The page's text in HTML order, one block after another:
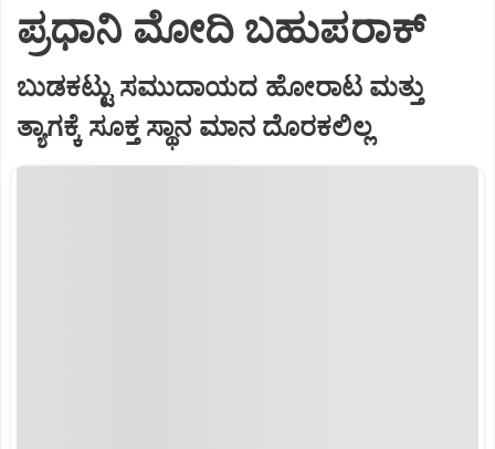
ಪ್ರಧಾನಿ ಮೋದಿ ಬಹುಪರಾಕ್
ಬುಡಕಟ್ಟು ಸಮುದಾಯದ ಹೋರಾಟ ಮತ್ತು
ತ್ಯಾಗಕ್ಕೆ ಸೂಕ್ತ ಸ್ಥಾನ ಮಾನ ದೊರಕಲಿಲ್ಲ